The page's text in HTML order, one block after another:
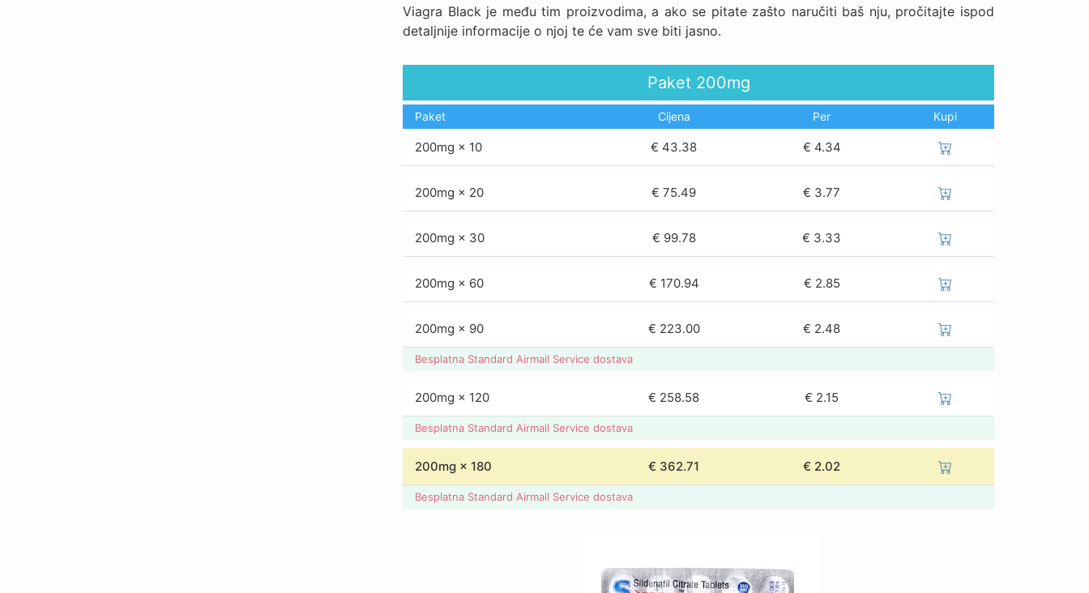
Viagra Black je među tim proizvodima, a ako se pitate zašto naručiti baš nju, pročitajte ispod
detaljnije informacije o njoj te će vam sve biti jasno.
Paket200mg
Paket Cijena Per Kupi
200mg × 10 € 43.38 € 4.34
200mg × 20 € 75.49 € 3.77
200mg × 30 € 99.78 € 3.33
200mg × 60 € 170.94 € 2.85
200mg × 90 € 223.00 € 2.48
Besplatna Standard Airmail Service dostava
200mg × 120 € 258.58 € 2.15
Besplatna Standard Airmail Service dostava
200mg × 180 € 362.71 € 2.02
Besplatna Standard Airmail Service dostava